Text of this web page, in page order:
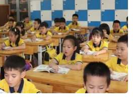
vận chuyển ma túy từ Bắc vào